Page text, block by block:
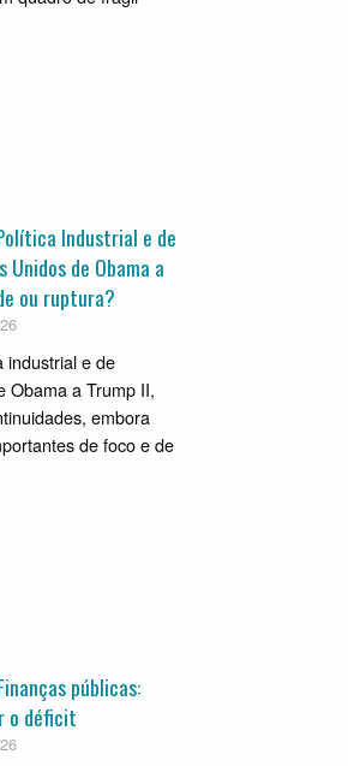
Industrial e de
Unidos de Obama a
ou ruptura?
industrial e de
Obama a Trump II,
embora
de foco e de
públicas:
o déficit